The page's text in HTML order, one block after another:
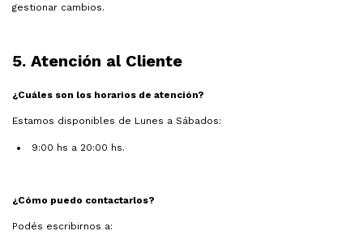
gestionar cambios.
5. Atención al Cliente
¿Cuáles son los horarios de atención?
Estamos disponibles de Lunes a Sábados:
9:00 hs a 20:00 hs.
¿Cómo puedo contactarlos?
Podés escribirnos a: